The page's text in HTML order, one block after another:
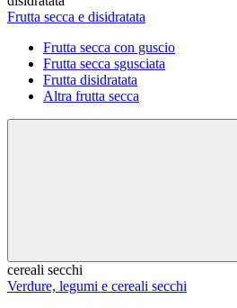
Frutta secca e disidratata
Frutta secca con guscio
Frutta secca sgusciata
Frutta disidratata
Altra frutta secca
cereali secchi
Verdure, legumi e cereali secchi